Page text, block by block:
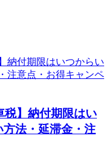
税】納付期限はい
法・延滞金・注